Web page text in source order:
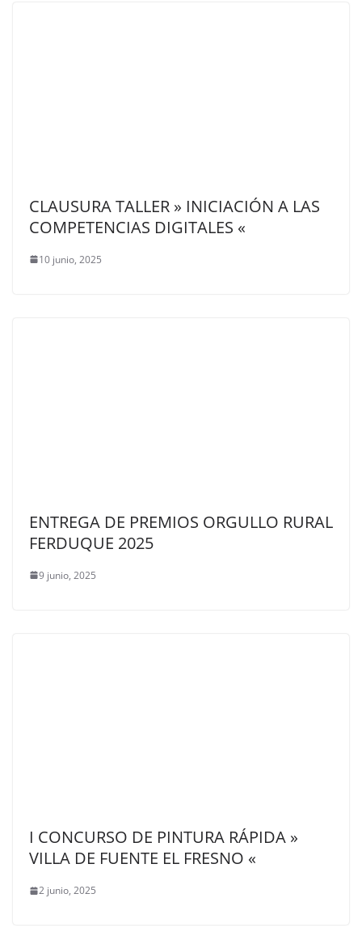
CLAUSURA TALLER » INICIACIÓN A LAS
COMPETENCIAS DIGITALES «
10 junio, 2025
ENTREGA DE PREMIOS ORGULLO RURAL
FERDUQUE 2025
9 junio, 2025
I CONCURSO DE PINTURA RÁPIDA »
VILLA DE FUENTE EL FRESNO «
2 junio, 2025